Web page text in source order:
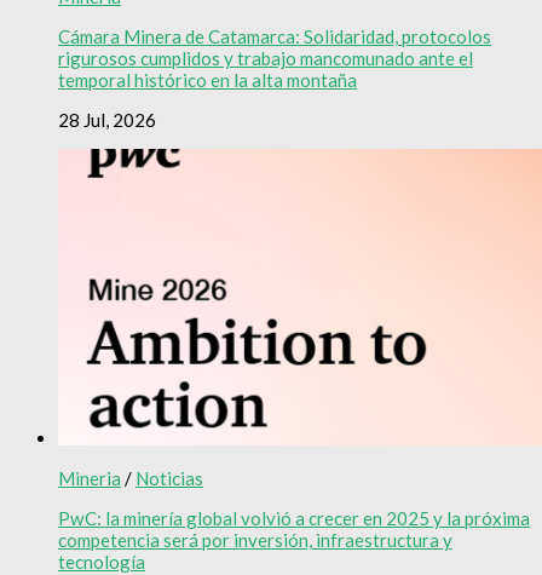
Cámara Minera de Catamarca: Solidaridad, protocolos
rigurosos cumplidos y trabajo mancomunado ante el
temporal histórico en la alta montaña
28 Jul, 2026
Mineria / Noticias
PwC: la minería global volvió a crecer en 2025 y la próxima
competencia será por inversión, infraestructura y
tecnología